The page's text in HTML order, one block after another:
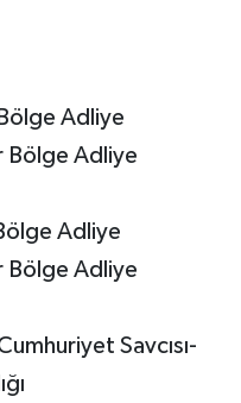
Adliye
Bölge Adliye
Adliye
Bölge Adliye
Savcısı-